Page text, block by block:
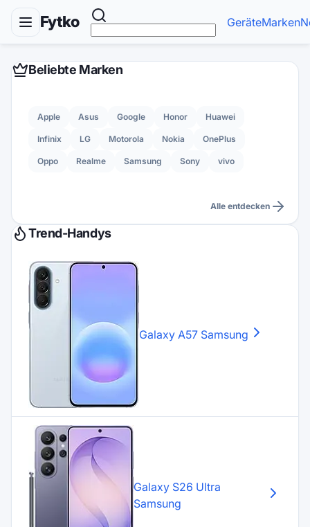
Fytko GeräteMarken
Beliebte Marken
Apple Asus Google Honor Huawei
Infinix LG Motorola Nokia OnePlus
Oppo Realme Samsung Sony vivo
Alle entdecken
Trend-Handys
Galaxy A57 Samsung
Galaxy S26 Ultra
Samsung